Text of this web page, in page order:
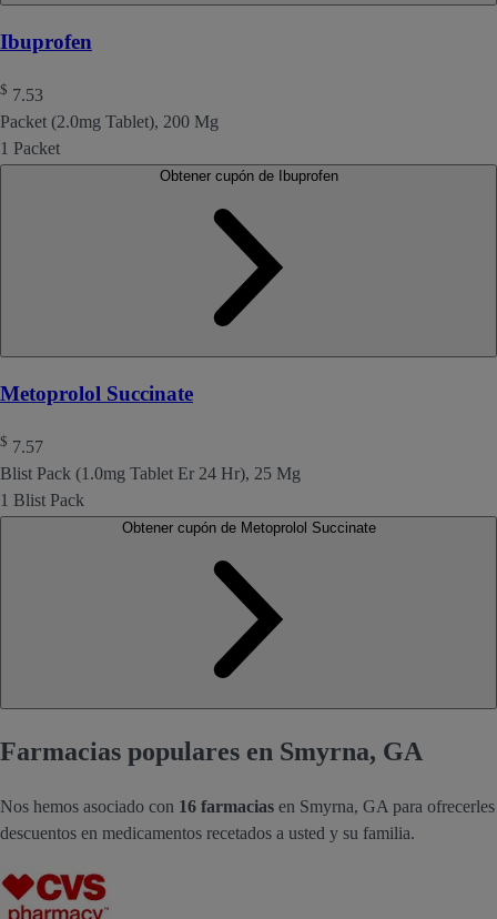
Ibuprofen
$ 7.53
Packet (2.0mg Tablet), 200 Mg
1 Packet
Obtener cupón de Ibuprofen
Metoprolol Succinate
$ 7.57
Blist Pack (1.0mg Tablet Er 24 Hr), 25 Mg
1 Blist Pack
Obtener cupón de Metoprolol Succinate
Farmacias populares en Smyrna, GA
Nos hemos asociado con 16 farmacias en Smyrna, GA para ofrecerles
descuentos en medicamentos recetados a usted y su familia.